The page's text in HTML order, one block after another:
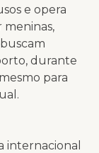
e opera
meninas,
durante
para
internacional